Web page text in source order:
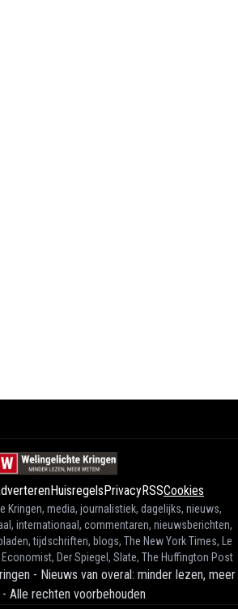
HuisregelsPrivacyRSSCookies
Kringen, media, journalistiek, dagelijks, nieuws,
internationaal, commentaren, nieuwsberichten,
tijdschriften, blogs, The New York Times, Le
Economist, Der Spiegel, Slate, The Huffington Post
- Nieuws van overal: minder lezen, meer
- Alle rechten voorbehouden